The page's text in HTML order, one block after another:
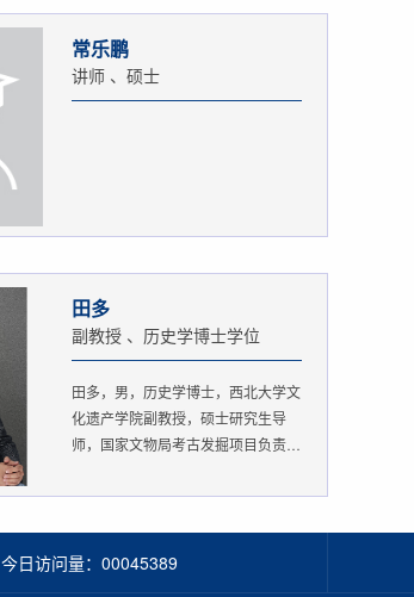
常乐鹏
讲师 、硕士
田多
副教授 、历史学博士学位
田多，男，历史学博士，西北大学文
化遗产学院副教授，硕士研究生导
师，国家文物局考古发掘项目负责
今日访问量： 00045389